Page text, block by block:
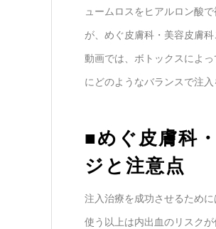
ュームロスをヒアルロン酸
が、めぐ皮膚科・美容皮膚科
動画では、ボトックスによ
にどのようなバランスで注
■めぐ皮膚科
ジと注意点
注入治療を成功させるため
使う以上は内出血のリスク